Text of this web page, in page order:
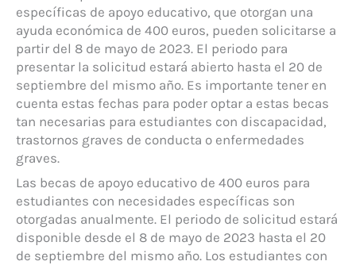
específicas de apoyo educativo, que otorgan una
ayuda económica de 400 euros, pueden solicitarse a
partir del 8 de mayo de 2023. El periodo para
presentar la solicitud estará abierto hasta el 20 de
septiembre del mismo año. Es importante tener en
cuenta estas fechas para poder optar a estas becas
tan necesarias para estudiantes con discapacidad,
trastornos graves de conducta o enfermedades
graves.
Las becas de apoyo educativo de 400 euros para
estudiantes con necesidades específicas son
otorgadas anualmente. El periodo de solicitud estará
disponible desde el 8 de mayo de 2023 hasta el 20
de septiembre del mismo año. Los estudiantes con